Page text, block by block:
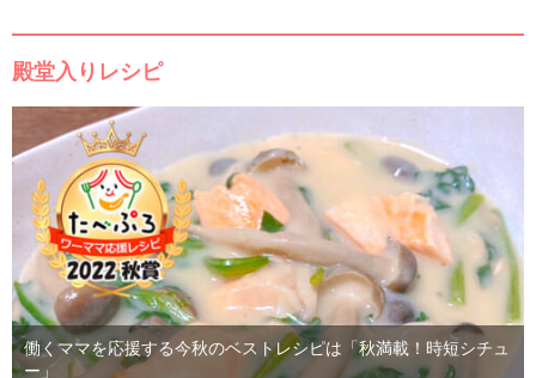
殿堂入りレシピ
働くママを応援する今秋のベストレシピは「秋満載！時短シチュ
ー」